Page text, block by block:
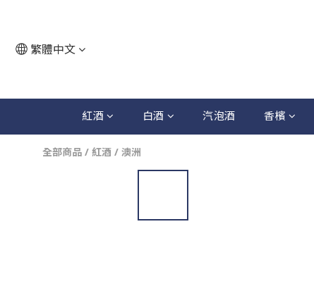
繁體中文
紅酒 白酒 汽泡酒 香檳
全部商品 / 紅酒 / 澳洲